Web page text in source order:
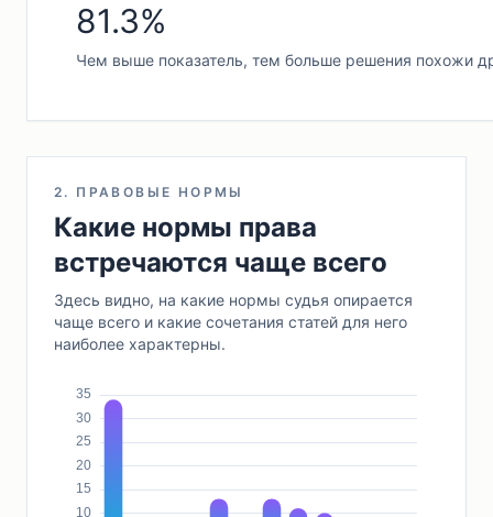
81.3%
Чем выше показатель, тем больше решения похожи
2. ПРАВОВЫЕ НОРМЫ
Какие нормы права
встречаются чаще всего
Здесь видно, на какие нормы судья опирается
чаще всего и какие сочетания статей для него
наиболее характерны.